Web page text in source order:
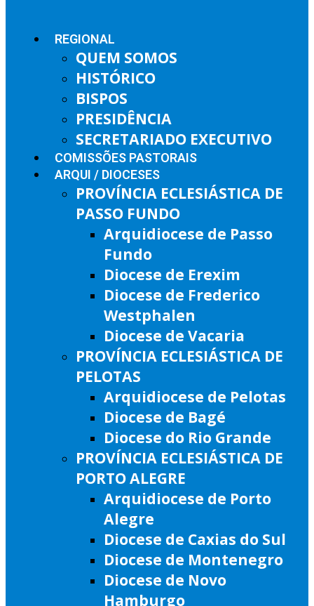
REGIONAL
QUEM SOMOS
HISTÓRICO
BISPOS
PRESIDÊNCIA
SECRETARIADO EXECUTIVO
COMISSÕES PASTORAIS
ARQUI / DIOCESES
PROVÍNCIA ECLESIÁSTICA DE
PASSO FUNDO
Arquidiocese de Passo
Fundo
Diocese de Erexim
Diocese de Frederico
Westphalen
Diocese de Vacaria
PROVÍNCIA ECLESIÁSTICA DE
PELOTAS
Arquidiocese de Pelotas
Diocese de Bagé
Diocese do Rio Grande
PROVÍNCIA ECLESIÁSTICA DE
PORTO ALEGRE
Arquidiocese de Porto
Alegre
Diocese de Caxias do Sul
Diocese de Montenegro
Diocese de Novo
Hamburgo